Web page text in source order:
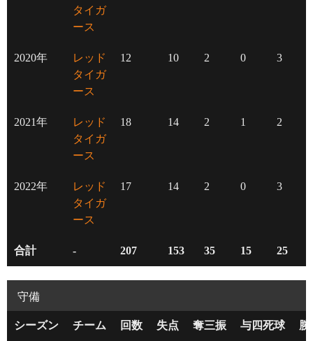
タイガ
ース
2020年
レッド
タイガ
ース
12 10 2 0 3
2021年
レッド
タイガ
ース
18 14 2 1 2
2022年
レッド
タイガ
ース
17 14 2 0 3
合計 - 207 153 35 15 25
守備
シーズン チーム 回数 失点 奪三振 与四死球 勝